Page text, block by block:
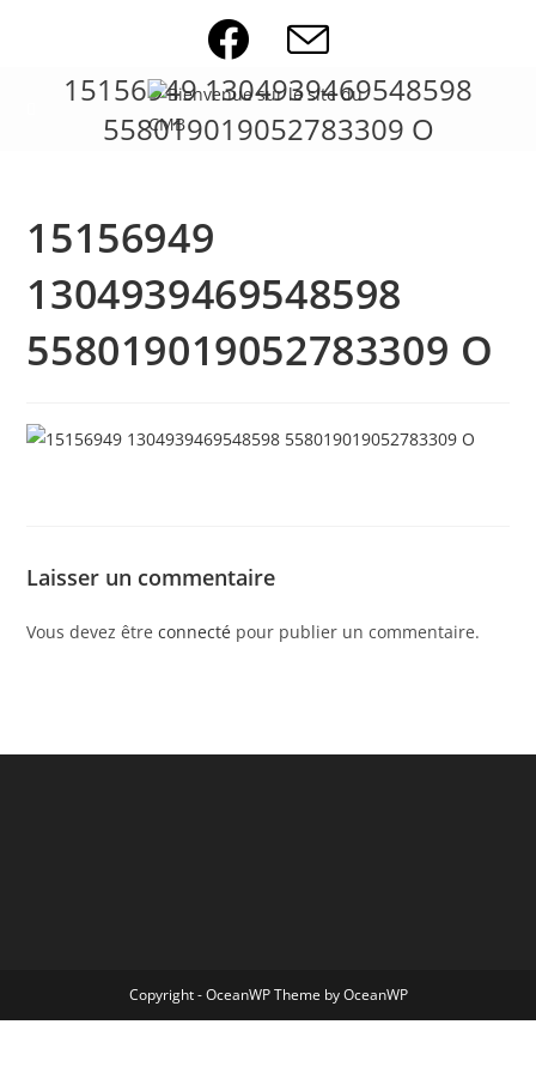
15156949 1304939469548598
558019019052783309 O
15156949
1304939469548598
558019019052783309 O
Laisser un commentaire
Vous devez êtreconnecté pour publier un commentaire.
Copyright - OceanWP Theme by OceanWP